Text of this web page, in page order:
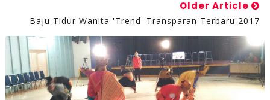
Older Article
Baju Tidur Wanita 'Trend' Transparan Terbaru 2017